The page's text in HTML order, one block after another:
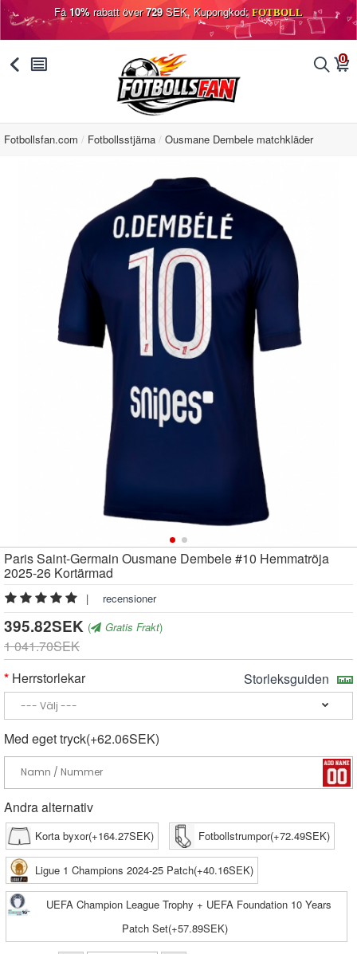
Få10%rabatt över729SEK, Kupongkod: FOTBOLL
󰅯 󰂩 󰂨 0
󰃦
Fotbollsfan.com Fotbollsstjärna Ousmane Dembele matchkläder
Paris Saint-Germain Ousmane Dembele #10 Hemmatröja
2025-26 Kortärmad
| recensioner
395.82SEK ( Gratis Frakt)
1 041.70SEK
Herrstorlekar
Storleksguiden
Med eget tryck(+62.06SEK)
Andra alternativ
Korta byxor(+164.27SEK) Fotbollstrumpor(+72.49SEK)
Ligue 1 Champions 2024-25 Patch(+40.16SEK)
UEFA Champion League Trophy + UEFA Foundation 10 Years
Patch Set(+57.89SEK)